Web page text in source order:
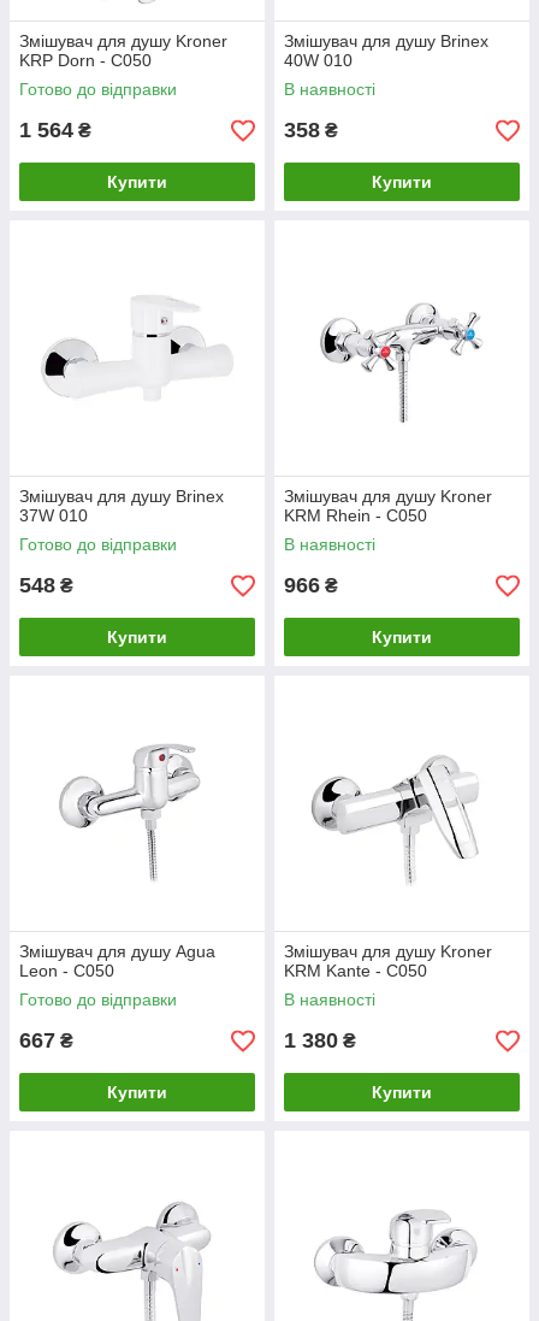
Змішувач для душу Kroner
KRP Dorn - C050
Готово до відправки
1 564 ₴
Купити
Змішувач для душу Brinex
40W 010
В наявності
358 ₴
Купити
Змішувач для душу Brinex
37W 010
Готово до відправки
548 ₴
Купити
Змішувач для душу Kroner
KRM Rhein - C050
В наявності
966 ₴
Купити
Змішувач для душу Agua
Leon - C050
Готово до відправки
667 ₴
Купити
Змішувач для душу Kroner
KRM Kante - C050
В наявності
1 380 ₴
Купити